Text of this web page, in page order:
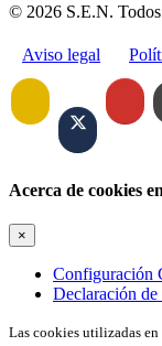
© 2026 S.E.N. Todos
Aviso legal
Acerca de cookies
×
Configuración
Declaración
Las cookies utilizadas en